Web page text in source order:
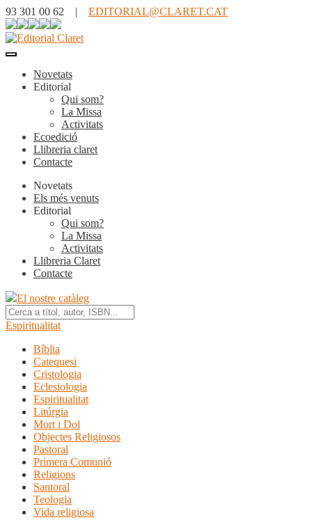
93 301 00 62 | EDITORIAL@CLARET.CAT
Novetats
Editorial
Qui som?
La Missa
Activitats
Ecoedició
Llibreria claret
Contacte
Novetats
Els més venuts
Editorial
Qui som?
La Missa
Activitats
Llibreria Claret
Contacte
El nostre catàleg
Espiritualitat
Bíblia
Catequesi
Cristologia
Eclesiologia
Espiritualitat
Litúrgia
Mort i Dol
Objectes Religiosos
Pastoral
Primera Comunió
Religions
Santoral
Teologia
Vida religiosa